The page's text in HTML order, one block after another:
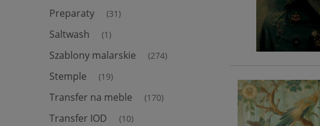
Preparaty (31)
Saltwash (1)
Szablony malarskie (274)
Stemple (19)
Transfer na meble (170)
Transfer IOD (10)